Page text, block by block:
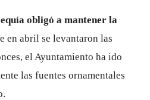
obligó a mantener la
en abril se levantaron las
el Ayuntamiento ha ido
las fuentes ornamentales